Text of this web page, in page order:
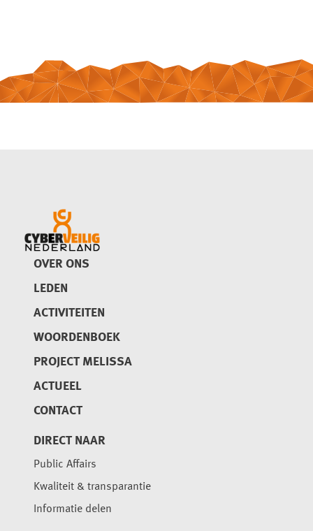
OVER ONS
LEDEN
ACTIVITEITEN
WOORDENBOEK
PROJECT MELISSA
ACTUEEL
CONTACT
DIRECT NAAR
Public Affairs
Kwaliteit & transparantie
Informatie delen